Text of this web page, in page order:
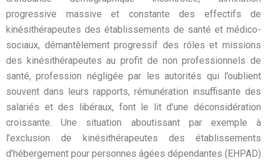
progressive massive et constante des effectifs de
kinésithérapeutes des établissements de santé et médico-
sociaux, démantèlement progressif des rôles et missions
des kinésithérapeutes au profit de non professionnels de
santé, profession négligée par les autorités qui l’oublient
souvent dans leurs rapports, rémunération insuffisante des
salariés et des libéraux, font le lit d’une déconsidération
croissante. Une situation aboutissant par exemple à
l’exclusion de kinésithérapeutes des établissements
d’hébergement pour personnes âgées dépendantes (EHPAD)